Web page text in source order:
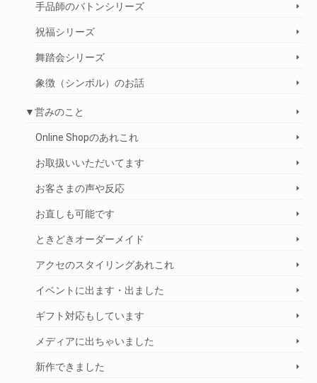
手品師のバトンシリーズ
祝福シリーズ
舞踏会シリーズ
象徴（シンボル）のお話
▼営みのこと
Online Shopのあれこれ
お取扱いいただいてます
お客さまの声や反応
お直しも可能です
ときどきオーダーメイド
アクセのスタイリングあれこれ
イベントに出ます・出ました
ギフト対応もしています
メディアに出ちゃいました
新作できました